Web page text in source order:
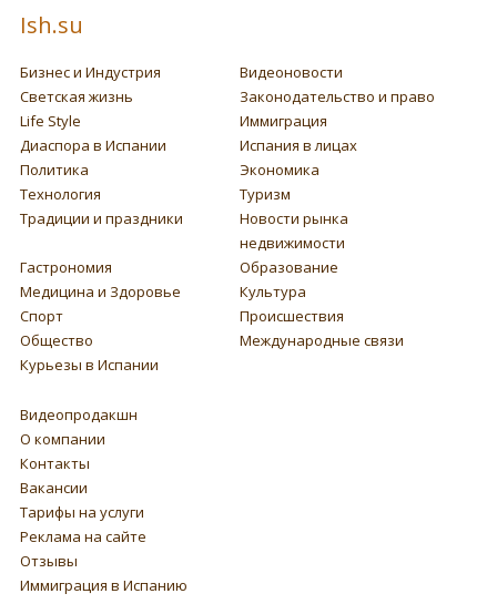
Ish.su
Бизнес и Индустрия
Видеоновости
Светская жизнь
Законодательство и право
Life Style
Иммиграция
Диаспора в Испании
Испания в лицах
Политика
Экономика
Технология
Туризм
Традиции и праздники
Новости рынка
недвижимости
Гастрономия
Образование
Медицина и Здоровье
Культура
Спорт
Происшествия
Общество
Международные связи
Курьезы в Испании
Видеопродакшн
О компании
Контакты
Вакансии
Тарифы на услуги
Реклама на сайте
Отзывы
Иммиграция в Испанию